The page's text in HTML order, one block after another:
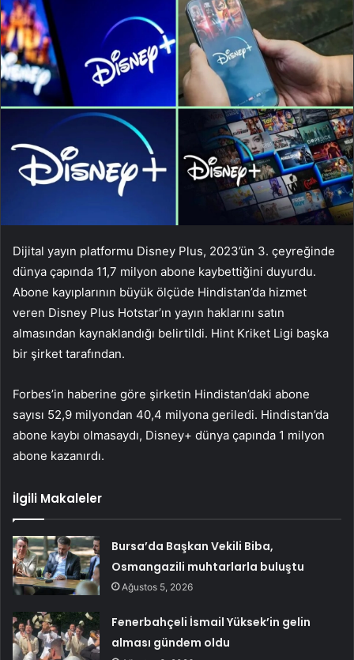
Dijital yayın platformu Disney Plus, 2023’ün 3. çeyreğinde
dünya çapında 11,7 milyon abone kaybettiğini duyurdu.
Abone kayıplarının büyük ölçüde Hindistan’da hizmet
veren Disney Plus Hotstar’ın yayın haklarını satın
almasından kaynaklandığı belirtildi. Hint Kriket Ligi başka
bir şirket tarafından.
Forbes’in haberine göre şirketin Hindistan’daki abone
sayısı 52,9 milyondan 40,4 milyona geriledi. Hindistan’da
abone kaybı olmasaydı, Disney+ dünya çapında 1 milyon
abone kazanırdı.
İlgili Makaleler
Bursa’da Başkan Vekili Biba,
Osmangazili muhtarlarla buluştu
Ağustos 5, 2026
Fenerbahçeli İsmail Yüksek’in gelin
alması gündem oldu